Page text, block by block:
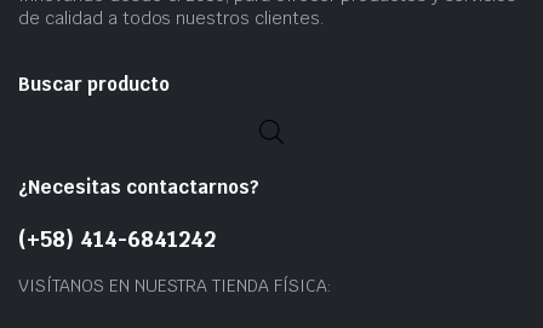
de calidad a todos nuestros clientes.
Buscar producto
¿Necesitas contactarnos?
(+58) 414-6841242
VISÍTANOS EN NUESTRA TIENDA FÍSICA: